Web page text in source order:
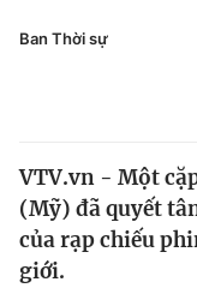
Thế giới
Tin tức
Y tế
Ban Thời sự
VTV.vn - Một
(Mỹ) đã quyết
của rạp chiếu
giới.